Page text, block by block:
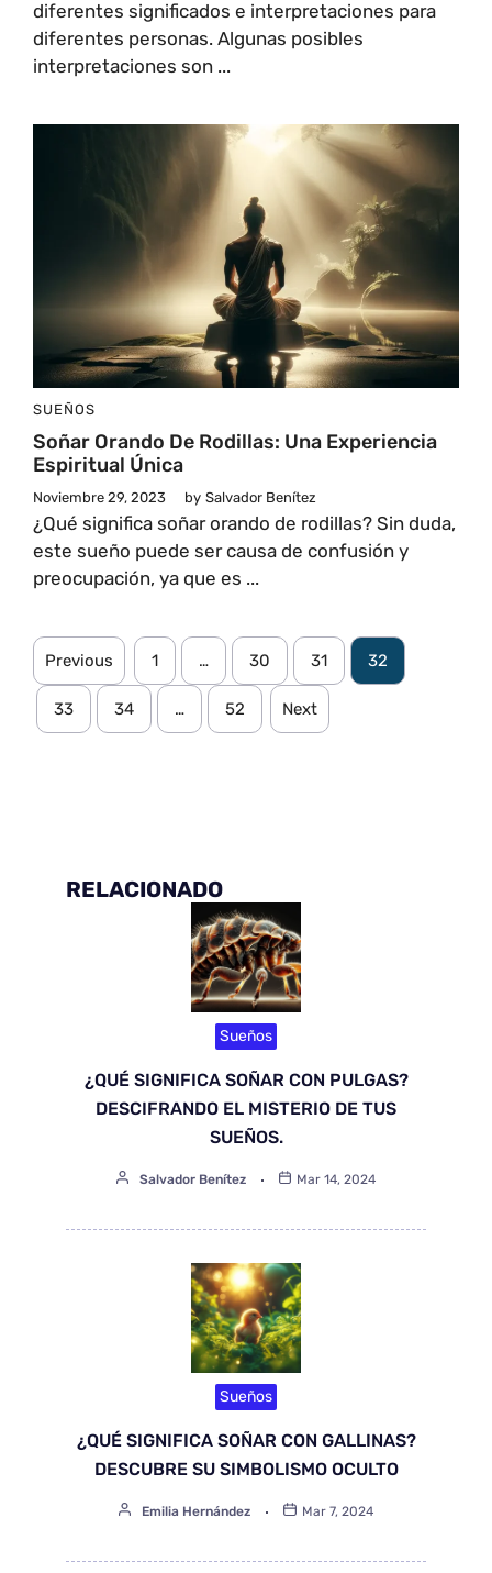
diferentes significados e interpretaciones para
diferentes personas. Algunas posibles
interpretaciones son ...
SUEÑOS
Soñar Orando De Rodillas: Una Experiencia
Espiritual Única
Noviembre 29, 2023 by Salvador Benítez
¿Qué significa soñar orando de rodillas? Sin duda,
este sueño puede ser causa de confusión y
preocupación, ya que es ...
Previous 1 … 30 31 32
33 34 … 52 Next
RELACIONADO
Sueños
¿QUÉ SIGNIFICA SOÑAR CON PULGAS?
DESCIFRANDO EL MISTERIO DE TUS
SUEÑOS.
Salvador Benítez Mar 14, 2024
Sueños
¿QUÉ SIGNIFICA SOÑAR CON GALLINAS?
DESCUBRE SU SIMBOLISMO OCULTO
Emilia Hernández Mar 7, 2024